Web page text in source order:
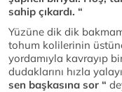
sahip çıkardı. “
Yüzüne dik dik
tohum kolilerinin
yordamıyla kavrayıp
dudaklarını hızla
sen başkasına sor “